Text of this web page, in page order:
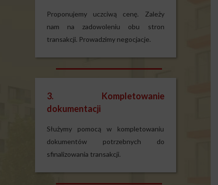
Proponujemy uczciwą cenę. Zależy
nam na zadowoleniu obu stron
transakcji. Prowadzimy negocjacje.
3. Kompletowanie
dokumentacji
Służymy pomocą w kompletowaniu
dokumentów potrzebnych do
sfinalizowania transakcji.